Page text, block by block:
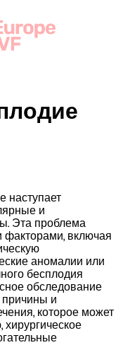
наступает
и
Эта проблема
включая
аномалии или
бесплодия
обследование
и
которое может